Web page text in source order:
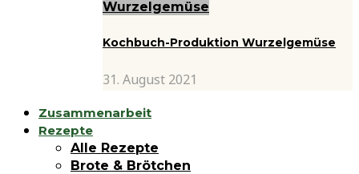
Wurzelgemüse
Kochbuch-Produktion Wurzelgemüse
31. August 2021
Zusammenarbeit
Rezepte
Alle Rezepte
Brote & Brötchen